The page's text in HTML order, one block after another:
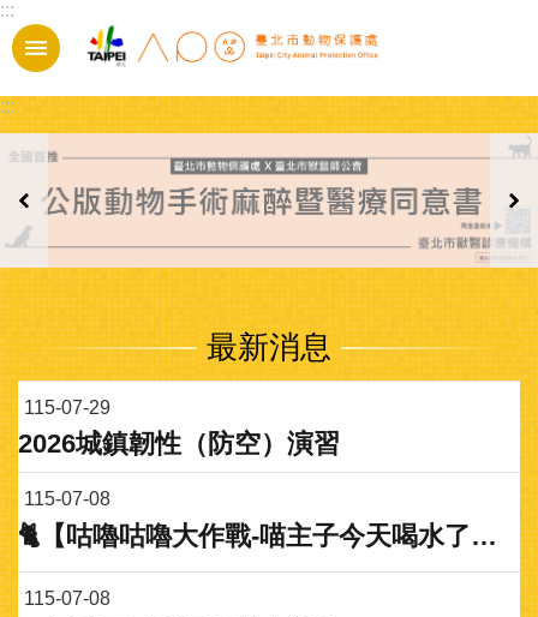
跳到主要內容區塊
:::
:::
最新消息
115-07-29
2026城鎮韌性（防空）演習
115-07-08
🐈【咕嚕咕嚕大作戰-喵主子今天喝水了嗎？】攝影徵稿活動即將開跑🐈‍⬛
115-07-08